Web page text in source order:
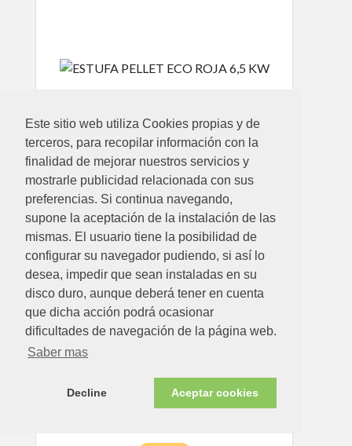
Este sitio web utiliza Cookies propias y de
terceros, para recopilar información con la
finalidad de mejorar nuestros servicios y
mostrarle publicidad relacionada con sus
preferencias. Si continua navegando,
supone la aceptación de la instalación de las
mismas. El usuario tiene la posibilidad de
configurar su navegador pudiendo, si así lo
desea, impedir que sean instaladas en su
disco duro, aunque deberá tener en cuenta
que dicha acción podrá ocasionar
dificultades de navegación de la página web.
Saber mas
Decline Aceptar cookies
1058.56€
ESTUFA PELLET ECO ROJA 6,5 KW
Ver detalle
Disponible en tienda ahora